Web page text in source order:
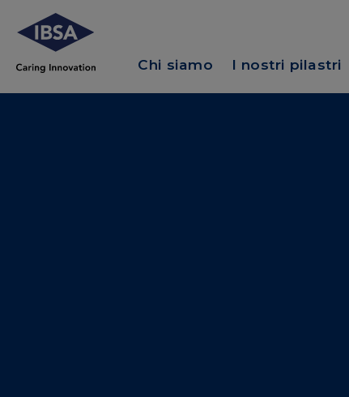
Chi siamo I nostri pilastri